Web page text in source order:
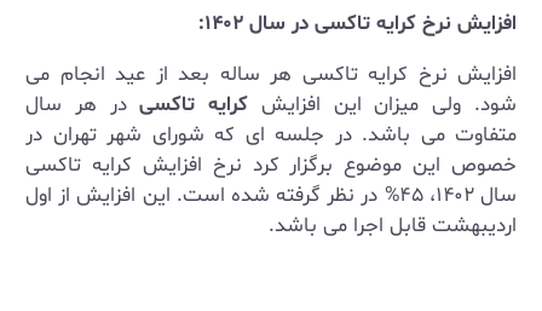
افزایش نرخ کرایه تاکسی در سال ۱۴۰۲:
افزایش نرخ کرایه تاکسی هر ساله بعد از عید انجام می
شود. ولی میزان این افزایش کرایه تاکسیدر هر سال
متفاوت می باشد. در جلسه ای که شورای شهر تهران در
خصوص این موضوع برگزار کرد نرخ افزایش کرایه تاکسی
سال ۱۴۰۲، ۴۵% در نظر گرفته شده است. این افزایش از اول
اردیبهشت قابل اجرا می باشد.